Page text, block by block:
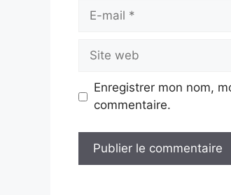
Site
web
Enregistrer mon nom,
commentaire.